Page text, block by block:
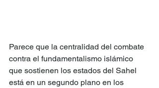
Parece que la centralidad del combate
contra el fundamentalismo islámico
que sostienen los estados del Sahel
está en un segundo plano en los